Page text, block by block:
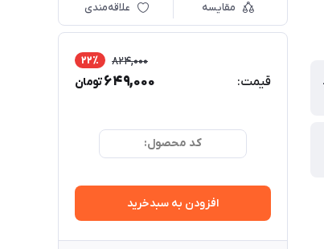
مقایسه علاقه‌مندی
قیمت:
824,000 22٪
649,000تومان
کد محصول:
افزودن به سبدخرید